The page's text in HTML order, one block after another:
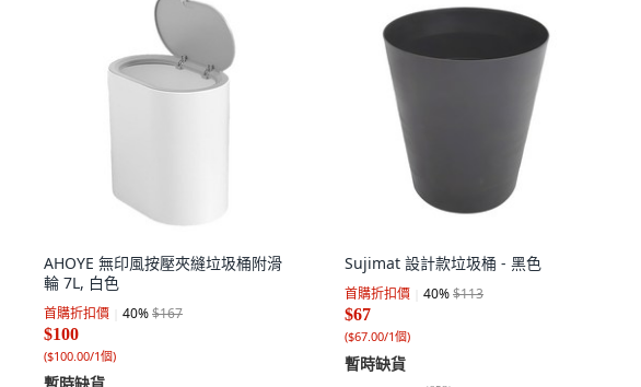
AHOYE 無印風按壓夾縫垃圾桶附滑
輪 7L, 白色
首購折扣價 40%$167
$100
($100.00/1個)
Sujimat 設計款垃圾桶 - 黑色
首購折扣價 40%$113
$67
($67.00/1個)
暫時缺貨